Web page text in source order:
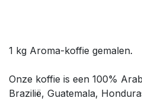
1 kg Aroma-koffie gemalen.
Onze koffie is een 100%
Brazilië, Guatemala,